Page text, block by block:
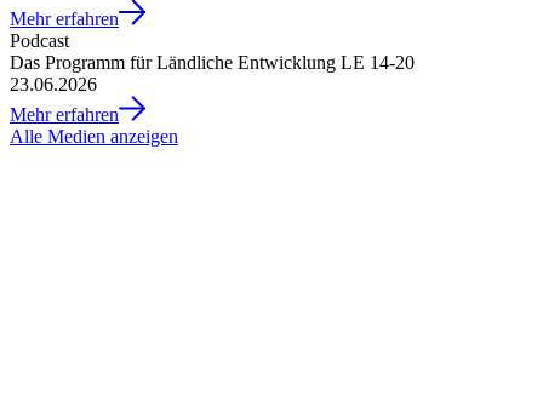
Mehr erfahren
Podcast
Das Programm für Ländliche Entwicklung LE 14-20
23.06.2026
Mehr erfahren
Alle Medien anzeigen